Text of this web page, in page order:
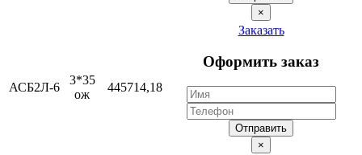
×
АСБ2Л-6
3*35
ож
445714,18
Заказать
Оформить заказ
Отправить
×